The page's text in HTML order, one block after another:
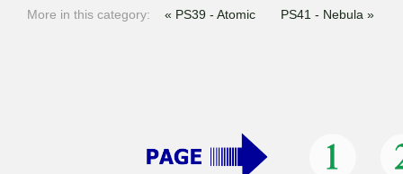
More in this category: « PS39 - Atomic PS41 - Nebula »